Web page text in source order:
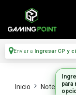
Enviar a Ingresar CP y
Inicio Notebooks
para